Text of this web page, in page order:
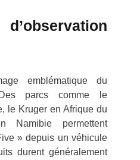
emblématique du
parcs comme le
le Kruger en Afrique du
Namibie permettent
» depuis un véhicule
durent généralement